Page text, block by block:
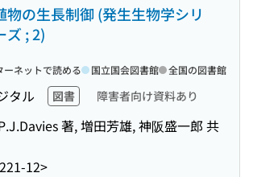
物の生長制御 (発生生物学シリ
ズ ; 2)
タル 図書 障害者向け資料あり
著, 増田芳雄, 神阪盛一郎 共
12>
ーネットで読める 国立国会図書館 全国の図書館